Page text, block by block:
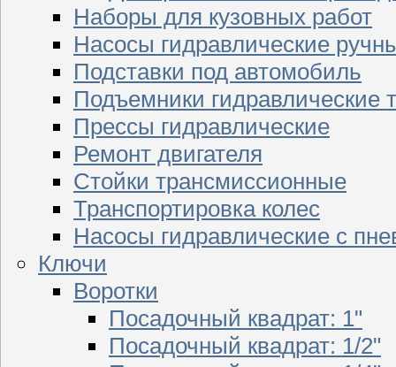
Наборы для кузовных работ
Насосы гидравлические
Подставки под автомобиль
Подъемники гидравлические
Прессы гидравлические
Ремонт двигателя
Стойки трансмиссионные
Транспортировка колес
Насосы гидравлические с
Ключи
Воротки
Посадочный квадрат: 1"
Посадочный квадрат: 1/2"